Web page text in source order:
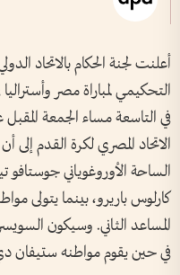
أعلنت لجنة الحكام بالاتحاد
في التاسعة مساء الجمعة
الاتحاد المصري لكرة القدم إلى
الساحة الأوروغوياني
كارلوس باريرو، بينما يتولى
المساعد الثاني. وسيكون
في حين يقوم مواطنه ستيفان دي